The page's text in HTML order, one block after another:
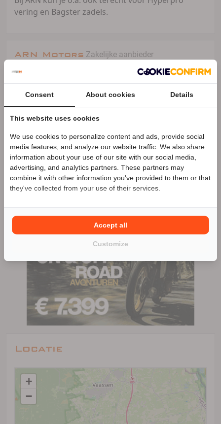
vering en Bagster zadels.
ARN Motors Zakelijke aanbieder
Meer advertenties
055-3602034
055-3602034
72 advertenties (72 actief)
Locatie
+
−
Speciale Motor2go prijs
Benieuwd naar de speciale Motor2go prijs? Bel
3602034
Consent About cookies Details
This website uses cookies
We use cookies to personalize content and ads, provide social
media features, and analyze our website traffic. We also share
information about your use of our site with our social media,
advertising, and analytics partners. These partners may
combine it with other information you've provided to them or that
they've collected from your use of their services.
Customize
Accept all